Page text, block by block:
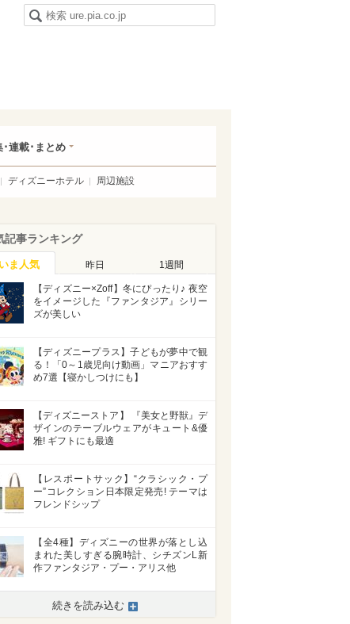
･連載･まとめ
ディズニーホテル 周辺施設
記事ランキング
いま人気 昨日 1週間
【ディズニー×Zoff】冬にぴったり♪ 夜空
をイメージした『ファンタジア』シリー
ズが美しい
【ディズニープラス】子どもが夢中で観
る！「0～1歳児向け動画」マニアおすす
め7選【寝かしつけにも】
【ディズニーストア】 『美女と野獣』デ
ザインのテーブルウェアがキュート&優
雅! ギフトにも最適
【レスポートサック】“クラシック・プ
ー”コレクション日本限定発売! テーマは
フレンドシップ
【全4種】ディズニーの世界が落とし込
まれた美しすぎる腕時計、シチズンL新
作ファンタジア・プー・アリス他
続きを読み込む